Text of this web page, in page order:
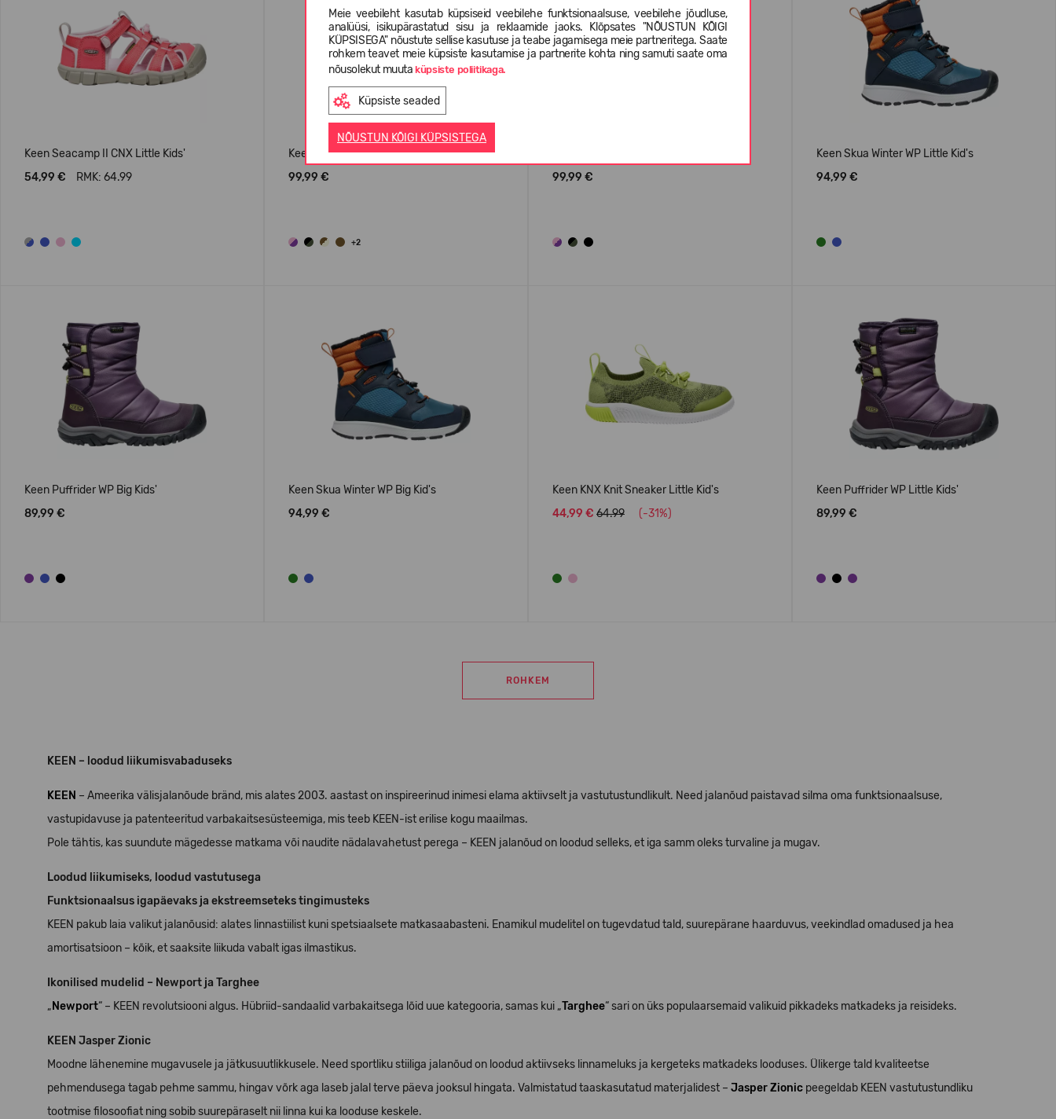
Meie veebileht kasutab küpsiseid veebilehe funktsionaalsuse, veebilehe jõudluse,
analüüsi, isikupärastatud sisu ja reklaamide jaoks. Klõpsates "NÕUSTUN KÕIGI
KÜPSISEGA" nõustute sellise kasutuse ja teabe jagamisega meie partneritega. Saate
rohkem teavet meie küpsiste kasutamise ja partnerite kohta ning samuti saate oma
nõusolekut muutaküpsiste poliitikaga.
Küpsiste seaded
NÕUSTUN KÕIGI KÜPSISTEGA
Keen Seacamp II CNX Little Kids'
54,99 €
RMK: 64.99
Keen Kanibou WP Little Kids'
99,99 €
+2
99,99 €
Keen Skua Winter WP Little Kid's
94,99 €
Keen Puffrider WP Big Kids'
89,99 €
Keen Skua Winter WP Big Kid's
94,99 €
Keen KNX Knit Sneaker Little Kid's
44,99 € 64.99 (-31%)
Keen Puffrider WP Little Kids'
89,99 €
ROHKEM
KEEN – loodud liikumisvabaduseks
KEEN – Ameerika välisjalanõude bränd, mis alates 2003. aastast on inspireerinud inimesi elama aktiivselt ja vastutustundlikult. Need jalanõud paistavad silma oma funktsionaalsuse,
vastupidavuse ja patenteeritud varbakaitsesüsteemiga, mis teeb KEEN-ist erilise kogu maailmas.
Pole tähtis, kas suundute mägedesse matkama või naudite nädalavahetust perega – KEEN jalanõud on loodud selleks, et iga samm oleks turvaline ja mugav.
Loodud liikumiseks, loodud vastutusega
Funktsionaalsus igapäevaks ja ekstreemseteks tingimusteks
KEEN pakub laia valikut jalanõusid: alates linnastiilist kuni spetsiaalsete matkasaabasteni. Enamikul mudelitel on tugevdatud tald, suurepärane haarduvus, veekindlad omadused ja hea
amortisatsioon – kõik, et saaksite liikuda vabalt igas ilmastikus.
Ikonilised mudelid – Newport ja Targhee
„ Newport“ – KEEN revolutsiooni algus. Hübriid-sandaalid varbakaitsega lõid uue kategooria, samas kui „Targhee“ sari on üks populaarsemaid valikuid pikkadeks matkadeks ja reisideks.
KEEN Jasper Zionic
Moodne lähenemine mugavusele ja jätkusuutlikkusele. Need sportliku stiiliga jalanõud on loodud aktiivseks linnameluks ja kergeteks matkadeks looduses. Ülikerge tald kvaliteetse
pehmendusega tagab pehme sammu, hingav võrk aga laseb jalal terve päeva jooksul hingata. Valmistatud taaskasutatud materjalidest – Jasper Zionic peegeldab KEEN vastutustundliku
tootmise filosoofiat ning sobib suurepäraselt nii linna kui ka looduse keskele.